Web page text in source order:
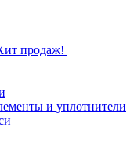
продаж!
и уплотнители